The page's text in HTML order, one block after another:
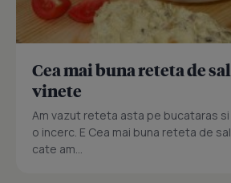
Cea mai buna reteta de
vinete
Am vazut reteta asta pe bucataras si
o incerc. E Cea mai buna reteta de
cate am...